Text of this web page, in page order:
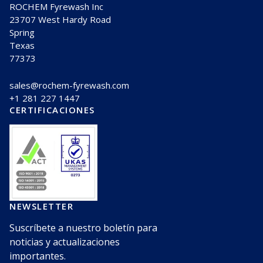
ROCHEM Fyrewash Inc
23707 West Hardy Road
Spring
Texas
77373
sales@rochem-fyrewash.com
+1 281 227 1447
CERTIFICACIONES
NEWSLETTER
Suscríbete a nuestro boletín para
noticias y actualizaciones
importantes.